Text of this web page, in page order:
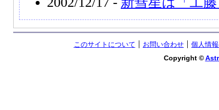
このサイトについて お問い合わせ
個人情
Copyright ©